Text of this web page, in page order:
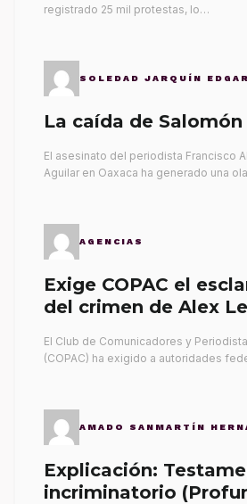
registrado 25 mil protestas, lo…
SOLEDAD JARQUÍN EDGAR
La caída de Salomón
El asesinato del periodista Francisco
Aguilar en Oaxaca ha generado una
AGENCIAS
Exige COPAC el
del crimen de Alex
El Club de Comunicadores y
(COPAC) ha exigido a autoridades
AMADO SANMARTÍN
Explicación:
incriminatorio